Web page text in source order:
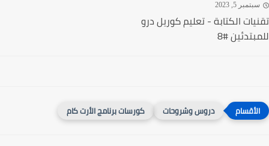
5, 2023
الكتابة - تعليم كوريل درو
#8
دروس وشروحات كورسات برنامج الأرت كام